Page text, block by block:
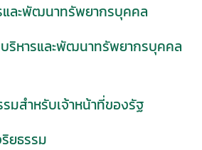
และพัฒนาทรัพยากรบุคคล
ริหารและพัฒนาทรัพยากรบุคคล
มสำหรับเจ้าหน้าที่ของรัฐ
ยธรรม